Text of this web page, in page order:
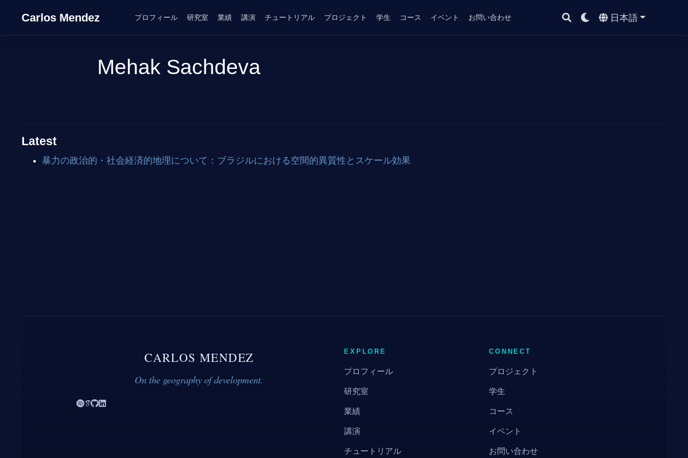
Carlos Mendez プロフィール 研究室 業績 講演 チュートリアル プロジェクト 学生 コース イベント お問い合わせ 日本語
Mehak Sachdeva
Latest
暴力の政治的・社会経済的地理について：ブラジルにおける空間的異質性とスケール効果
CARLOS MENDEZ
On the geography of development.
EXPLORE
プロフィール
研究室
業績
講演
チュートリアル
CONNECT
プロジェクト
学生
コース
イベント
お問い合わせ